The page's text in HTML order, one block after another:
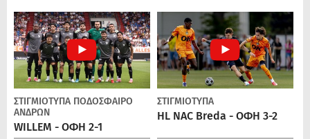
ΣΤΙΓΜΙΟΤΥΠΑ ΠΟΔΌΣΦΑΙΡΟ
ΑΝΔΡΏΝ
WILLEM - ΟΦΗ 2-1
ΣΤΙΓΜΙΟΤΥΠΑ
HL NAC Breda - ΟΦΗ 3-2